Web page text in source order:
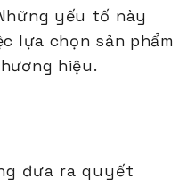
yếu tố này
lựa chọn sản phẩm
hiệu.
đưa ra quyết